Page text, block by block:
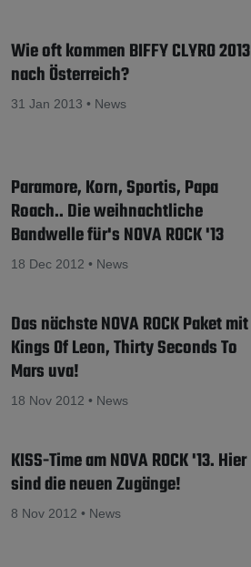
Wie oft kommen BIFFY CLYRO 2013
nach Österreich?
31 Jan 2013 • News
Paramore, Korn, Sportis, Papa
Roach.. Die weihnachtliche
Bandwelle für's NOVA ROCK '13
18 Dec 2012 • News
Das nächste NOVA ROCK Paket mit
Kings Of Leon, Thirty Seconds To
Mars uva!
18 Nov 2012 • News
KISS-Time am NOVA ROCK '13. Hier
sind die neuen Zugänge!
8 Nov 2012 • News